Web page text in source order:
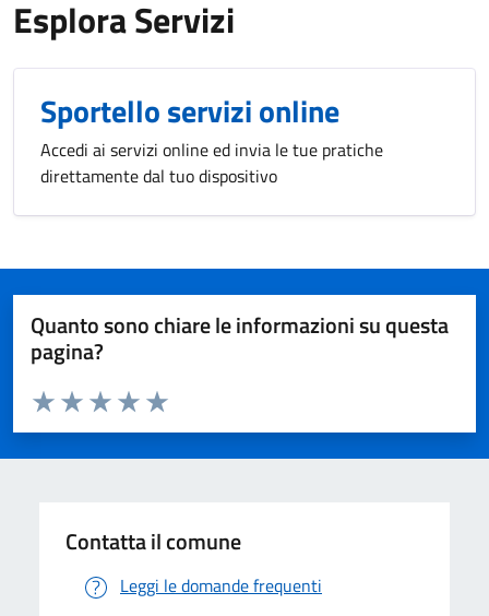
Esplora Servizi
Sportello servizi online
Accedi ai servizi online ed invia le tue pratiche
direttamente dal tuo dispositivo
Quanto sono chiare le informazioni su questa
pagina?
Valuta da 1 a 5 stelle la pagina
Valuta 5 stelle su 5
Valuta 4 stelle su 5
Valuta 3 stelle su 5
Valuta 2 stelle su 5
Valuta 1 stelle su 5
Contatta il comune
Leggi le domande frequenti